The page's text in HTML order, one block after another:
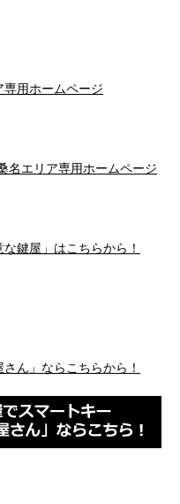
用ホームページ
エリア専用ホームページ
鍵屋」はこちらから！
ん」ならこちらから！